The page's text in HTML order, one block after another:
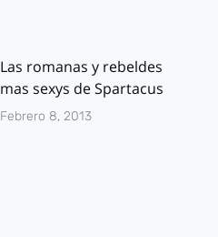
Las romanas y rebeldes
mas sexys de Spartacus
Febrero 8, 2013